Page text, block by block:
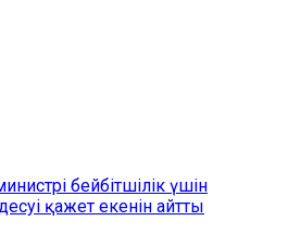
бейбітшілік үшін
қажет екенін айтты